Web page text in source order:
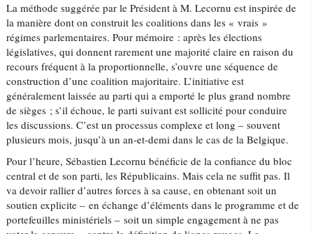
La méthode suggérée par le Président à M. Lecornu est inspirée de
la manière dont on construit les coalitions dans les « vrais »
régimes parlementaires. Pour mémoire : après les élections
législatives, qui donnent rarement une majorité claire en raison du
recours fréquent à la proportionnelle, s’ouvre une séquence de
construction d’une coalition majoritaire. L’initiative est
généralement laissée au parti qui a emporté le plus grand nombre
de sièges ; s’il échoue, le parti suivant est sollicité pour conduire
les discussions. C’est un processus complexe et long – souvent
plusieurs mois, jusqu’à un an-et-demi dans le cas de la Belgique.
Pour l’heure, Sébastien Lecornu bénéficie de la confiance du bloc
central et de son parti, les Républicains. Mais cela ne suffit pas. Il
va devoir rallier d’autres forces à sa cause, en obtenant soit un
soutien explicite – en échange d’éléments dans le programme et de
portefeuilles ministériels – soit un simple engagement à ne pas